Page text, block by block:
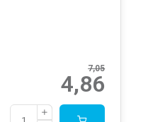
7,05
4,86